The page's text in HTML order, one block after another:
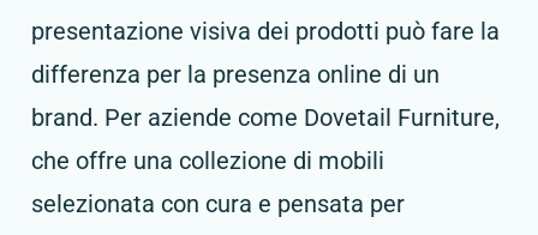
presentazione visiva dei prodotti può fare la
differenza per la presenza online di un
brand. Per aziende come Dovetail Furniture,
che offre una collezione di mobili
selezionata con cura e pensata per